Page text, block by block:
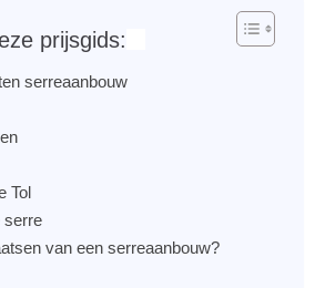
prijsgids:
serreaanbouw
Tol
serre
van een serreaanbouw?